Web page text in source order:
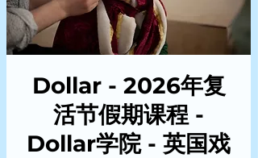
Dollar - 2026年复
活节假期课程 -
Dollar学院 - 英国戏